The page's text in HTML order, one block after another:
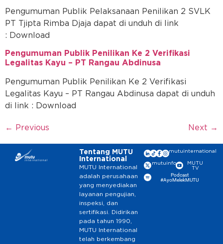
Pengumuman Publik Pelaksanaan Penilikan 2 SVLK
PT Tjipta Rimba Djaja dapat di unduh di link
: Download
Pengumuman Publik Penilikan Ke 2 Verifikasi
Legalitas Kayu – PT Rangau Abdinusa
Pengumuman Publik Penilikan Ke 2 Verifikasi
Legalitas Kayu – PT Rangau Abdinusa dapat di unduh
di link : Download
← Previous Next →
Tentang MUTU
International
MUTU International
adalah perusahaan
yang menyediakan
layanan pengujian,
inspeksi, dan
sertifikasi. Didirikan
pada tahun 1990,
MUTU International
telah berkembang
mutuinternational
mutuinfo
MUTU
TV
Podcast
#AyoMelekMUTU